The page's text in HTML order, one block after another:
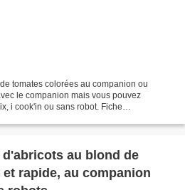
tomates colorées au companion ou
le companion mais vous pouvez
i cook'in ou sans robot. Fiche
au blond de
rapide, au companion